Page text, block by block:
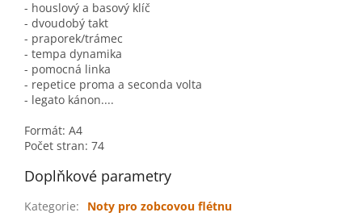
- houslový a basový klíč
- dvoudobý takt
- praporek/trámec
- tempa dynamika
- pomocná linka
- repetice proma a seconda volta
- legato kánon....
Formát: A4
Počet stran: 74
Doplňkové parametry
Kategorie:
Noty pro zobcovou flétnu